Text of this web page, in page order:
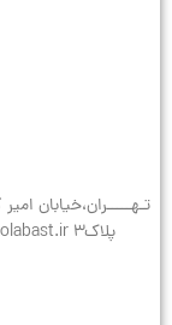
پلاک3 info@molabast.ir تلفن : 09126700240 02133979335